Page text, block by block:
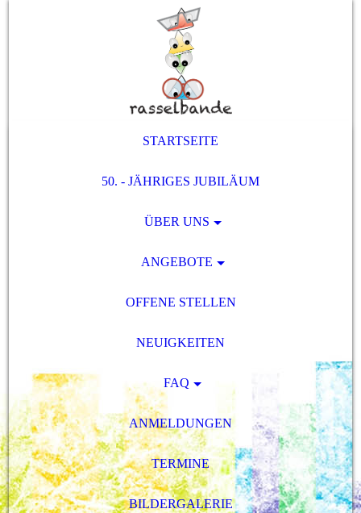
STARTSEITE
50. - JÄHRIGES JUBILÄUM
ÜBER UNS
ANGEBOTE
OFFENE STELLEN
NEUIGKEITEN
FAQ
ANMELDUNGEN
TERMINE
BILDERGALERIE